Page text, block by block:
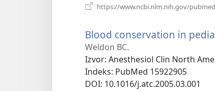
https://www.ncbi.nlm.nih.gov/
Blood conservation in
Weldon BC.
Izvor‎: Anesthesiol Clin North
Indeks‎: PubMed 15922905
DOI‎: 10.1016/j.atc.2005.03.001